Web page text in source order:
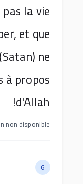
la vie
et que
ne
à propos
d'Allah!
non disponible
6